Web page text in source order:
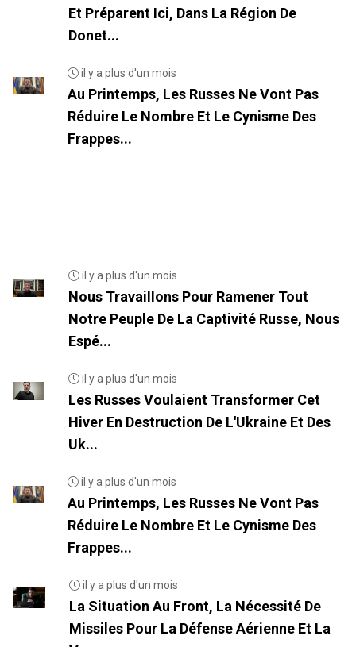
Et Préparent Ici, Dans La Région De
Donet...
il y a plus d'un mois
Au Printemps, Les Russes Ne Vont Pas
Réduire Le Nombre Et Le Cynisme Des
Frappes...
il y a plus d'un mois
Nous Travaillons Pour Ramener Tout
Notre Peuple De La Captivité Russe, Nous
Espé...
il y a plus d'un mois
Les Russes Voulaient Transformer Cet
Hiver En Destruction De L'Ukraine Et Des
Uk...
il y a plus d'un mois
Au Printemps, Les Russes Ne Vont Pas
Réduire Le Nombre Et Le Cynisme Des
Frappes...
il y a plus d'un mois
La Situation Au Front, La Nécessité De
Missiles Pour La Défense Aérienne Et La